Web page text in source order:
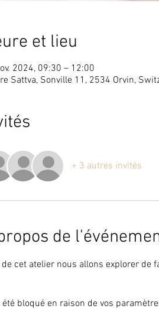
et lieu
2024, 09:30 – 12:00
Sattva, Sonville 11, 2534 Orvin,
+ 3 autres invités
de
de cet atelier nous allons explorer de
été bloqué en raison de vos